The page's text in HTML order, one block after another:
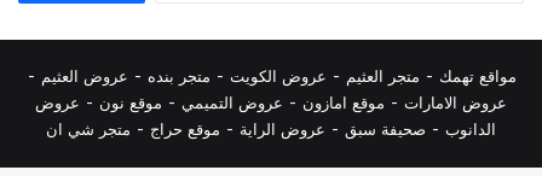
مواقع تهمك - متجر العثيم - عروض الكويت - متجر بنده - عروض العثيم -
عروض الامارات - موقع امازون - عروض التميمي - موقع نون - عروض
الدانوب - صحيفة سبق - عروض الراية - موقع حراج - متجر شي ان